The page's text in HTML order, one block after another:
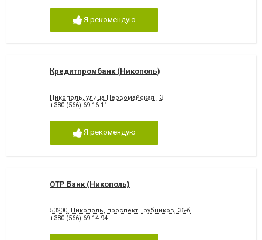
Я рекомендую
Кредитпромбанк (Никополь)
Никополь, улица Первомайская , 3
+380 (566) 69-16-11
Я рекомендую
OTP Банк (Никополь)
53200, Никополь, проспект Трубников, 36-б
+380 (566) 69-14-94